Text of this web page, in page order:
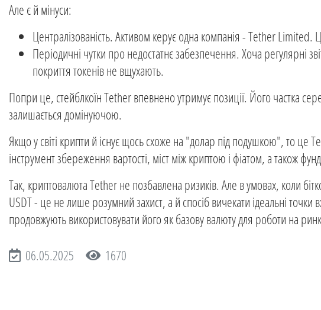
Але є й мінуси:
Централізованість. Активом керує одна компанія - Tether Limited.
Періодичні чутки про недостатнє забезпечення. Хоча регулярні
покриття токенів не вщухають.
Попри це, стейблкоїн Tether впевнено утримує позиції. Його частка
залишається домінуючою.
Якщо у світі крипти й існує щось схоже на "долар під подушкою", то це
інструмент збереження вартості, міст між криптою і фіатом, а також
Так, криптовалюта Tether не позбавлена ризиків. Але в умовах, коли
USDT - це не лише розумний захист, а й спосіб вичекати ідеальні
продовжують використовувати його як базову валюту для роботи на
06.05.2025
1670